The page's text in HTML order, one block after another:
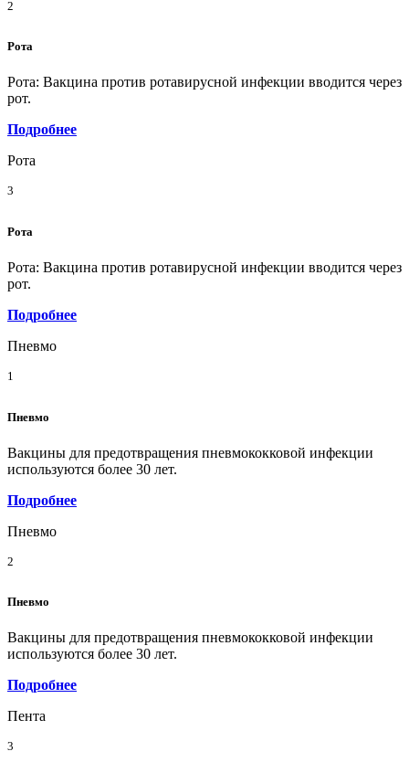
2
Рота
Рота: Вакцина против ротавирусной инфекции вводится через
рот.
Подробнее
Рота
3
Рота
Рота: Вакцина против ротавирусной инфекции вводится через
рот.
Подробнее
Пневмо
1
Пневмо
Вакцины для предотвращения пневмококковой инфекции
используются более 30 лет.
Подробнее
Пневмо
2
Пневмо
Вакцины для предотвращения пневмококковой инфекции
используются более 30 лет.
Подробнее
Пента
3